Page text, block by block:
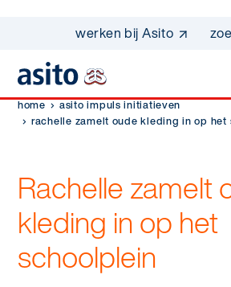
werken bij Asito
Suggesties
werken bij asito
one go - werk beter samen met
home
Dagelijkse schoonmaak
Interieurreiniging
sectoren
In de buurt
wij zijn Asito
home
asito impuls initiatieven
rachelle zamelt oude kleding in op het
Rachelle zamelt
kleding in op het
schoolplein